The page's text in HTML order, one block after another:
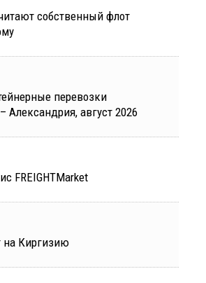
собственный флот
перевозки
Александрия, август 2026
FREIGHTMarket
на Киргизию